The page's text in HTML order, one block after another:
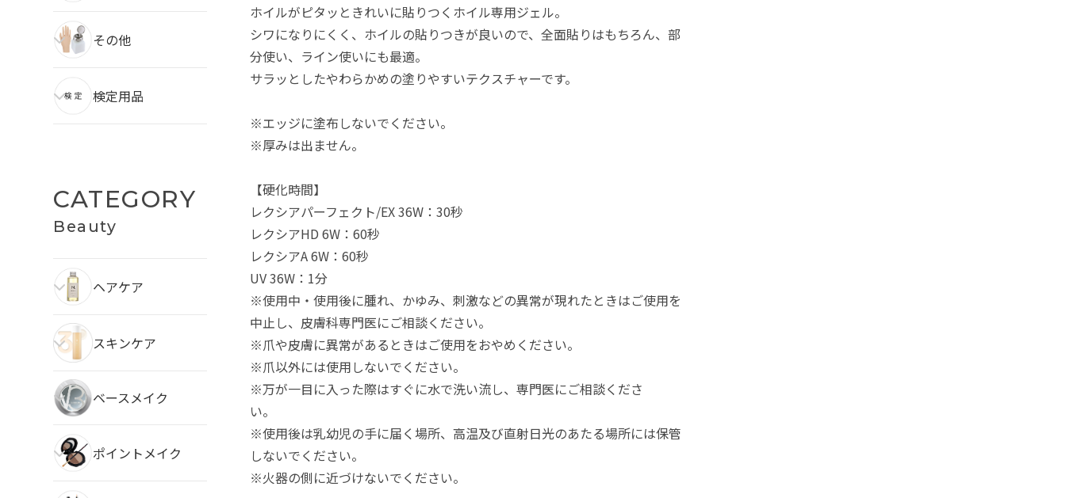
その他
検定用品
CATEGORY
Beauty
ヘアケア
スキンケア
ベースメイク
ポイントメイク
ホイルがピタッときれいに貼りつくホイル専用ジェル。
シワになりにくく、ホイルの貼りつきが良いので、全面貼りはもちろん、部
分使い、ライン使いにも最適。
サラッとしたやわらかめの塗りやすいテクスチャーです。
※エッジに塗布しないでください。
※厚みは出ません。
【硬化時間】
レクシアパーフェクト/EX 36W：30秒
レクシアHD 6W：60秒
レクシアA 6W：60秒
UV 36W：1分
※使用中・使用後に腫れ、かゆみ、刺激などの異常が現れたときはご使用を
中止し、皮膚科専門医にご相談ください。
※爪や皮膚に異常があるときはご使用をおやめください。
※爪以外には使用しないでください。
※万が一目に入った際はすぐに水で洗い流し、専門医にご相談くださ
い。
※使用後は乳幼児の手に届く場所、高温及び直射日光のあたる場所には保管
しないでください。
※火器の側に近づけないでください。